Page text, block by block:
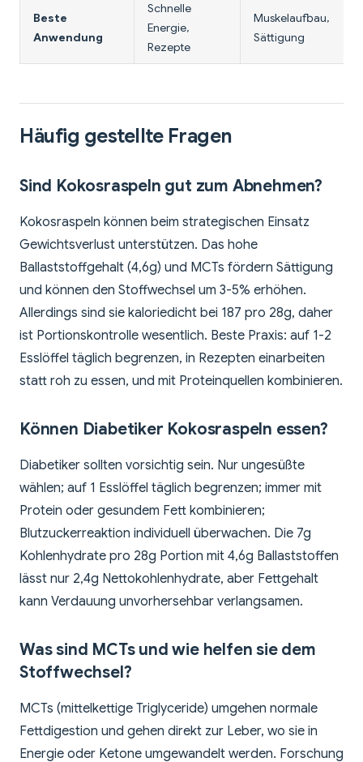
Beste
Anwendung
Schnelle
Energie,
Rezepte
Muskelaufbau,
Sättigung
Häufig gestellte Fragen
Sind Kokosraspeln gut zum Abnehmen?
Kokosraspeln können beim strategischen Einsatz
Gewichtsverlust unterstützen. Das hohe
Ballaststoffgehalt (4,6g) und MCTs fördern Sättigung
und können den Stoffwechsel um 3-5% erhöhen.
Allerdings sind sie kaloriedicht bei 187 pro 28g, daher
ist Portionskontrolle wesentlich. Beste Praxis: auf 1-2
Esslöffel täglich begrenzen, in Rezepten einarbeiten
statt roh zu essen, und mit Proteinquellen kombinieren.
Können Diabetiker Kokosraspeln essen?
Diabetiker sollten vorsichtig sein. Nur ungesüßte
wählen; auf 1 Esslöffel täglich begrenzen; immer mit
Protein oder gesundem Fett kombinieren;
Blutzuckerreaktion individuell überwachen. Die 7g
Kohlenhydrate pro 28g Portion mit 4,6g Ballaststoffen
lässt nur 2,4g Nettokohlenhydrate, aber Fettgehalt
kann Verdauung unvorhersehbar verlangsamen.
Was sind MCTs und wie helfen sie dem
Stoffwechsel?
MCTs (mittelkettige Triglyceride) umgehen normale
Fettdigestion und gehen direkt zur Leber, wo sie in
Energie oder Ketone umgewandelt werden. Forschung